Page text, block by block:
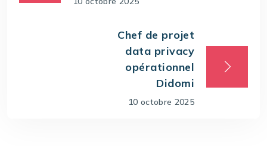
Chef de projet
data privacy
opérationnel
Didomi
10 octobre 2025